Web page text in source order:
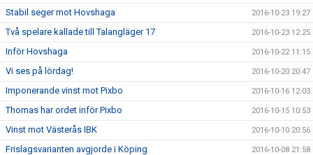
Stabil seger mot Hovshaga 2016-10-23 19:27
Två spelare kallade till Talangläger 17 2016-10-23 12:25
Inför Hovshaga 2016-10-22 11:15
Vi ses på lördag! 2016-10-20 20:47
Imponerande vinst mot Pixbo 2016-10-16 12:03
Thomas har ordet inför Pixbo 2016-10-15 10:53
Vinst mot Västerås IBK 2016-10-10 20:56
Frislagsvarianten avgjorde i Köping 2016-10-08 21:58